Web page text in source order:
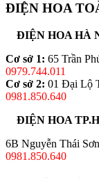
ĐIỆN HOA
ĐIỆN HOA HÀ
Cơ sở 1: 65 Trần
0979.744.011
Cơ sở 2: 01 Đại Lộ
0981.850.640
ĐIỆN HOA
6B Nguyễn Thái
0981.850.640